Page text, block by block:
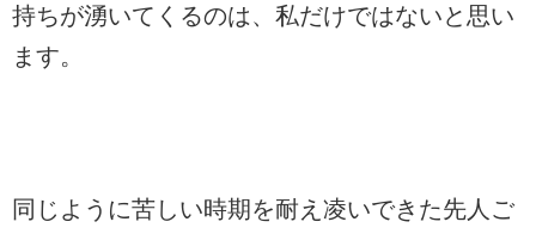
持ちが湧いてくるのは、私だけではないと思い
ます。
同じように苦しい時期を耐え凌いできた先人ご